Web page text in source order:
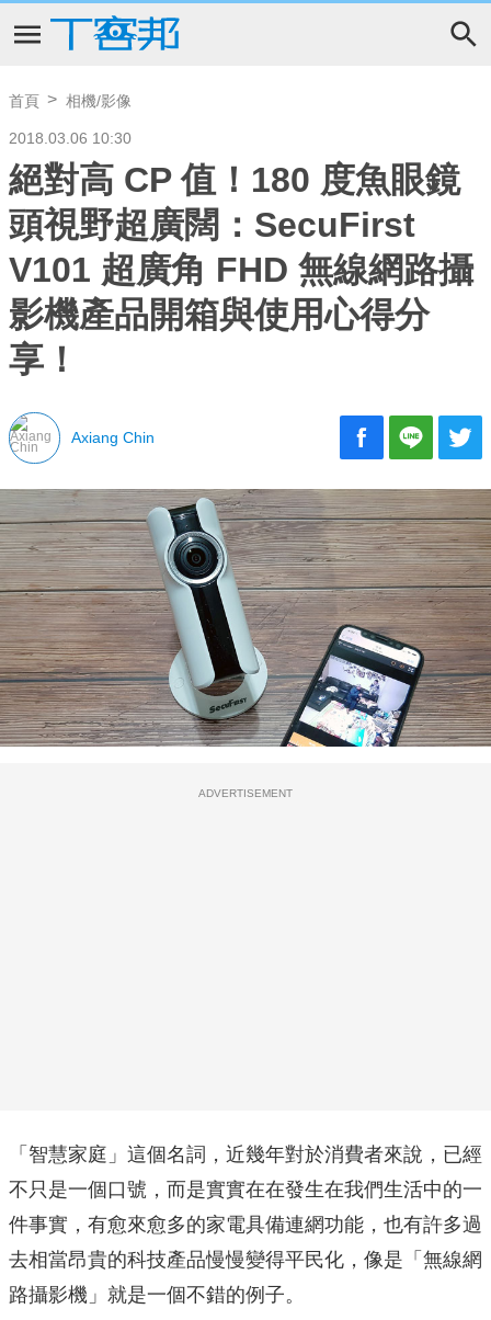
首頁 相機/影像
2018.03.06 10:30
絕對高 CP 值！180 度魚眼鏡
頭視野超廣闊：SecuFirst
V101 超廣角 FHD 無線網路攝
影機產品開箱與使用心得分
享！
Axiang Chin
ADVERTISEMENT
「智慧家庭」這個名詞，近幾年對於消費者來說，已經
不只是一個口號，而是實實在在發生在我們生活中的一
件事實，有愈來愈多的家電具備連網功能，也有許多過
去相當昂貴的科技產品慢慢變得平民化，像是「無線網
路攝影機」就是一個不錯的例子。